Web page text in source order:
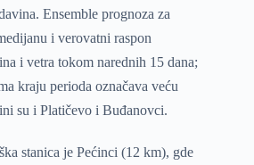
Ensemble prognoza za
i verovatni raspon
i vetra tokom narednih 15 dana;
kraju perioda označava veću
su i Platičevo i Buđanovci.
stanica je Pećinci (12 km), gde